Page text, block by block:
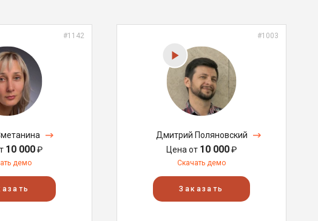
#1142
10 000₽
демо
#1003
Дмитрий Поляновский
Цена от 10 000₽
Скачать демо
Заказать